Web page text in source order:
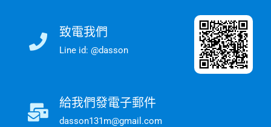
致電我們
Line id: @dasson
給我們發電子郵件
dasson131m@gmail.com